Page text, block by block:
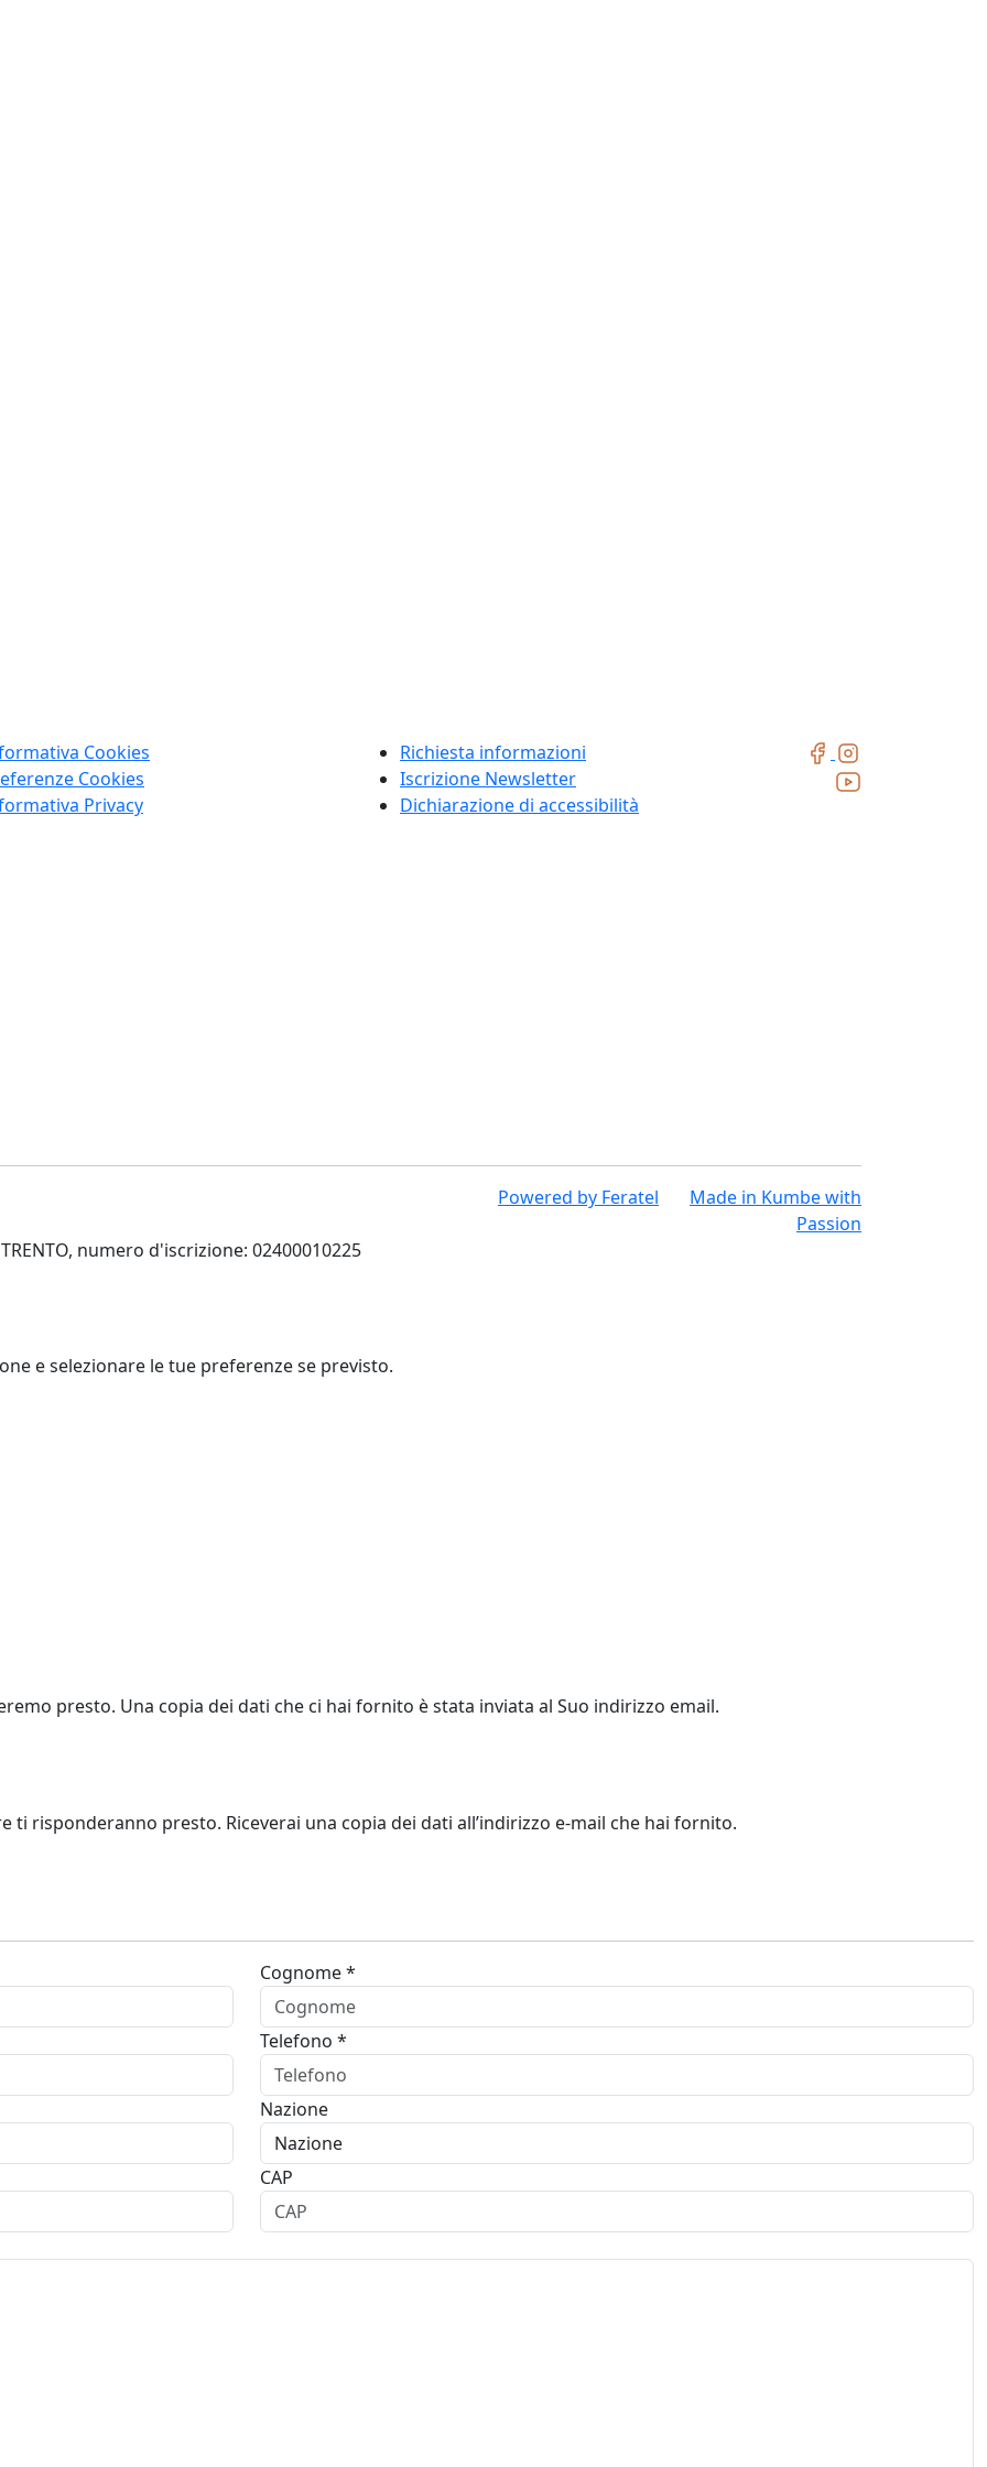
Cookies
Cookies
Privacy
Richiesta informazioni
Iscrizione Newsletter
Dichiarazione di accessibilità
numero d'iscrizione: 02400010225
Powered by Feratel Made in Kumbewith
Passion
e selezionare le tue preferenze se previsto.
presto. Una copia dei dati che ci hai fornito è stata inviata al Suo indirizzo email.
risponderanno presto. Riceverai una copia dei dati all’indirizzo e-mail che hai fornito.
Cognome *
Telefono *
Nazione
CAP